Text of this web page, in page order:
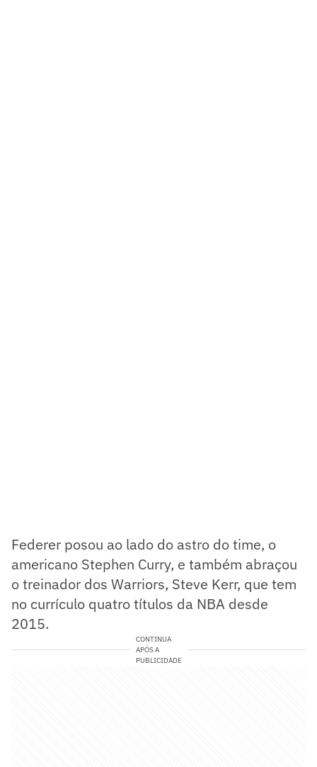
Federer posou ao lado do astro do time, o
americano Stephen Curry, e também abraçou
o treinador dos Warriors, Steve Kerr, que tem
no currículo quatro títulos da NBA desde
2015.
CONTINUA
APÓS A
PUBLICIDADE